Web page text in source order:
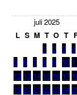
juli 2025
L S M T O T
1 2 3 4
5 6 7 8 9 10
12 13 14 15 16 17
19 20 21 22 23 24